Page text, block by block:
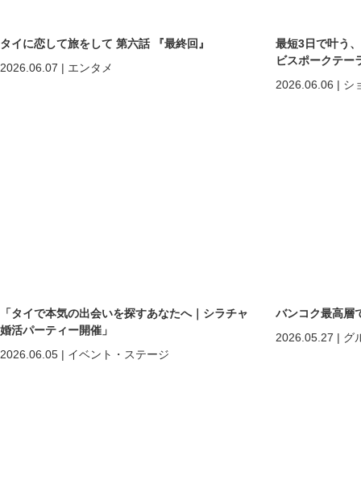
タイに恋して旅をして 第六話 『最終回』
2026.06.07 | エンタメ
最短3日で叶う
ビスポークテ
2026.06.06 | シ
「タイで本気の出会いを探すあなたへ｜シラチャ
婚活パーティー開催」
2026.06.05 | イベント・ステージ
バンコク最高層
2026.05.27 | グ